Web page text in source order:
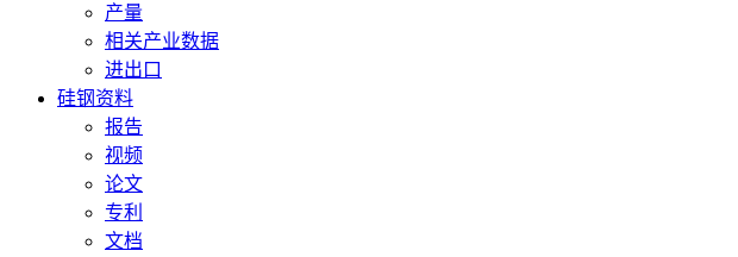
产量
相关产业数据
进出口
硅钢资料
报告
视频
论文
专利
文档